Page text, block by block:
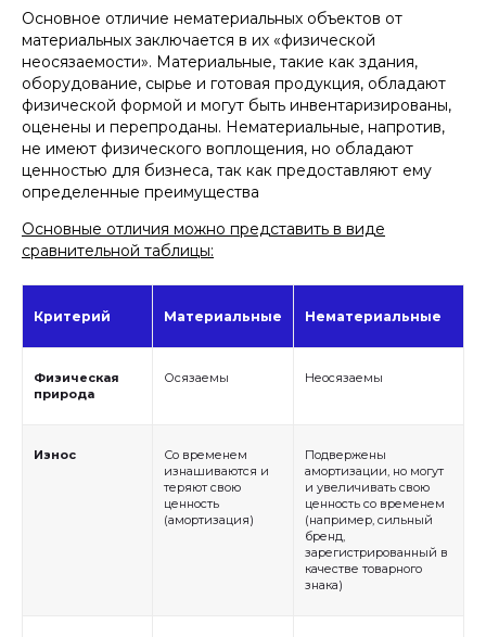
Основное отличие нематериальных объектов от
материальных заключается в их «физической
неосязаемости». Материальные, такие как здания,
оборудование, сырье и готовая продукция, обладают
физической формой и могут быть инвентаризированы,
оценены и перепроданы. Нематериальные, напротив,
не имеют физического воплощения, но обладают
ценностью для бизнеса, так как предоставляют ему
определенные преимущества
Основные отличия можно представить в виде
сравнительной таблицы:
Критерий Материальные Нематериальные
Физическая
природа
Осязаемы Неосязаемы
Износ
Со временем
изнашиваются и
теряют свою
ценность
(амортизация)
Подвержены
амортизации, но могут
и увеличивать свою
ценность со временем
(например, сильный
бренд,
зарегистрированный в
качестве товарного
знака)
АФОНИН АЛЕКСАНДР
ЛЕОНИДОВИЧ